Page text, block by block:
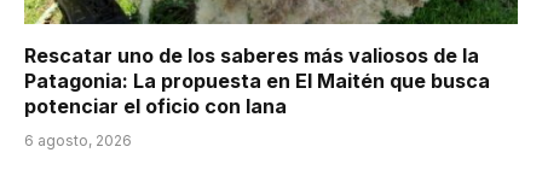
Rescatar uno de los saberes más valiosos de la
Patagonia: La propuesta en El Maitén que busca
potenciar el oficio con lana
6 agosto, 2026